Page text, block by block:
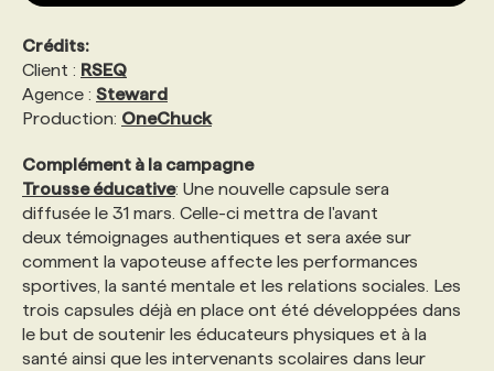
Crédits:
Client : RSEQ
Agence : Steward
Production: OneChuck
Complément à la campagne
Trousse éducative: Une nouvelle capsule sera
diffusée le 31 mars. Celle-ci mettra de l'avant
deux témoignages authentiques et sera axée sur
comment la vapoteuse affecte les performances
sportives, la santé mentale et les relations sociales. Les
trois capsules déjà en place ont été développées dans
le but de soutenir les éducateurs physiques et à la
santé ainsi que les intervenants scolaires dans leur